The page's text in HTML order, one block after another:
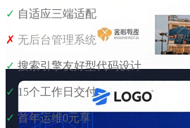
✓ 自适应三端适配
✗ 无后台管理系统
✓ 搜索引擎友好型代码设计
✓ 15个工作日交付
✓ 首年运维0元享